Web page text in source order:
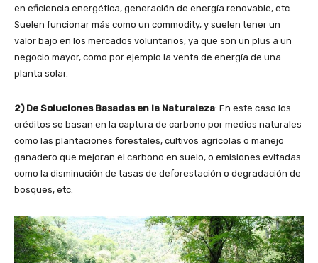
en eficiencia energética, generación de energía renovable, etc.
Suelen funcionar más como un commodity, y suelen tener un
valor bajo en los mercados voluntarios, ya que son un plus a un
negocio mayor, como por ejemplo la venta de energía de una
planta solar.
2) De Soluciones Basadas en la Naturaleza: En este caso los
créditos se basan en la captura de carbono por medios naturales
como las plantaciones forestales, cultivos agrícolas o manejo
ganadero que mejoran el carbono en suelo, o emisiones evitadas
como la disminución de tasas de deforestación o degradación de
bosques, etc.